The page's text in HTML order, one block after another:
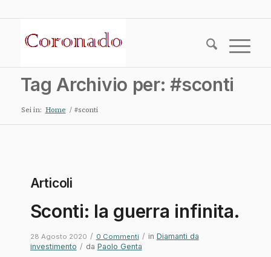
Tag Archivio per: #sconti
Sei in: Home / #sconti
Articoli
Sconti: la guerra infinita.
28 Agosto 2020 / 0 Commenti / in Diamanti da
investimento / da Paolo Genta